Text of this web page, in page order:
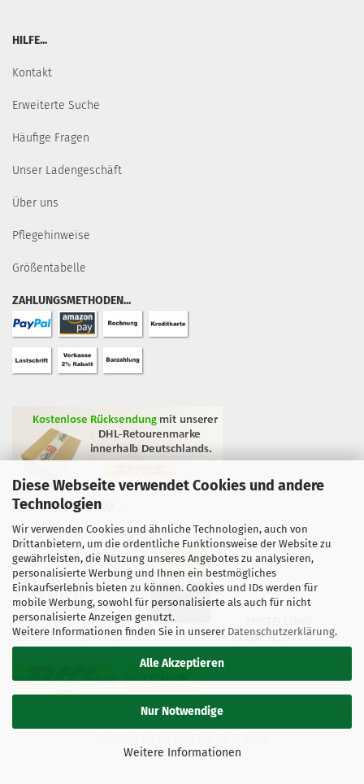
Diese Webseite verwendet Cookies und andere
Technologien
Wir verwenden Cookies und ähnliche Technologien, auch von
Drittanbietern, um die ordentliche Funktionsweise der Website zu
gewährleisten, die Nutzung unseres Angebotes zu analysieren,
personalisierte Werbung und Ihnen ein bestmögliches
Einkaufserlebnis bieten zu können. Cookies und IDs werden für
mobile Werbung, sowohl für personalisierte als auch für nicht
personalisierte Anzeigen genutzt.
Weitere Informationen finden Sie in unserer Datenschutzerklärung.
Alle Akzeptieren
Nur Notwendige
Weitere Informationen
HILFE...
Kontakt
Erweiterte Suche
Häufige Fragen
Unser Ladengeschäft
Über uns
Pflegehinweise
Größentabelle
ZAHLUNGSMETHODEN...
GEPRÜFTE QUALITÄT...
DURCH...